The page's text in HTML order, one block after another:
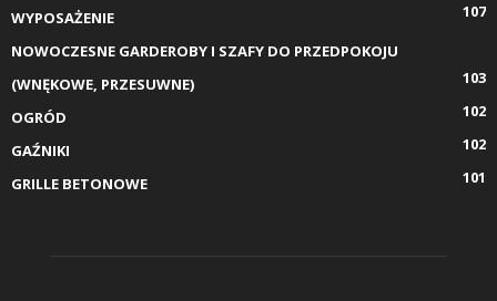
WYPOSAŻENIE
107
NOWOCZESNE GARDEROBY I SZAFY DO PRZEDPOKOJU
(WNĘKOWE, PRZESUWNE)
103
OGRÓD
102
GAŹNIKI
102
GRILLE BETONOWE
101